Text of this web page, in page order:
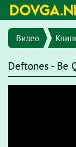
Видео
Deftones - Be